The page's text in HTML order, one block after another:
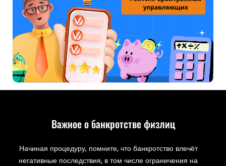
Важное о банкротстве физлиц
Начиная процедуру, помните, что банкротство влечёт
негативные последствия, в том числе ограничения на